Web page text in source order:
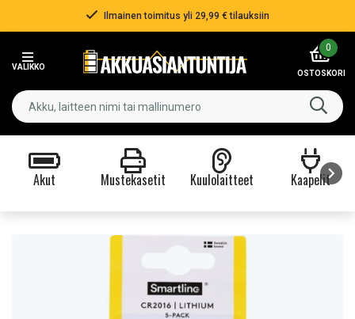
Ilmainen toimitus yli 29,99 € tilauksiin
VALIKKO
0
OSTOSKORI
Akut Mustekasetit Kuulolaitteet Kaapelit